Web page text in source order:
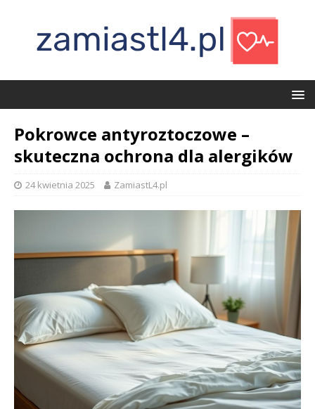
Pokrowce antyroztoczowe –
skuteczna ochrona dla alergików
24 kwietnia 2025 ZamiastL4.pl